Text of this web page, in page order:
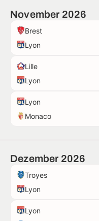
November 2026
Brest
Lyon
Lille
Lyon
Lyon
Monaco
Dezember 2026
Troyes
Lyon
Lyon